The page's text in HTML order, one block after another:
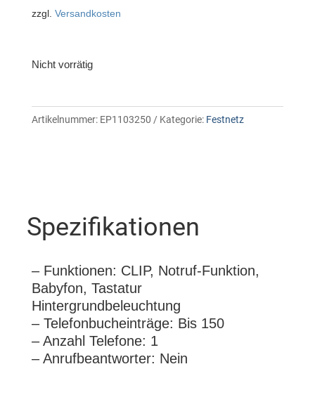
zzgl. Versandkosten
Nicht vorrätig
Artikelnummer: EP1103250 Kategorie: Festnetz
Spezifikationen
– Funktionen: CLIP, Notruf-Funktion,
Babyfon, Tastatur
Hintergrundbeleuchtung
– Telefonbucheinträge: Bis 150
– Anzahl Telefone: 1
– Anrufbeantworter: Nein